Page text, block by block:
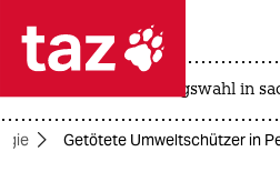
 taz zahl ich
taz zahl ich
landtagswahl in
Getötete Umweltschützer in